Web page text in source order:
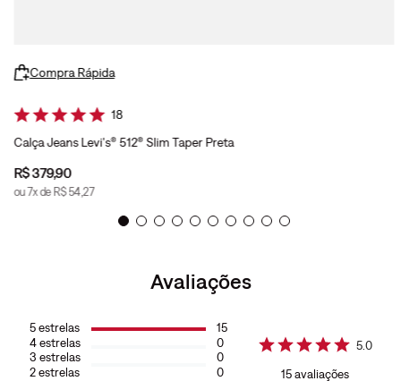
Compra Rápida
18
Calça Jeans Levi's® 512® Slim Taper Preta
R$379,90
ou7x de R$ 54,27
Avaliações
5estrelas
4estrelas
3 estrelas
2estrelas
15
0
0
0
5.0
15avaliações